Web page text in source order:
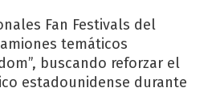
Fan Festivals del
temáticos
buscando reforzar el
estadounidense durante